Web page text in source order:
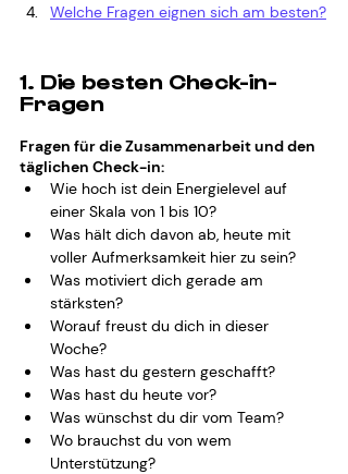
Welche Fragen eignen sich am besten?
1. Die besten Check-in-
Fragen
Fragen für die Zusammenarbeit und den
täglichen Check-in:
Wie hoch ist dein Energielevel auf
einer Skala von 1 bis 10?
Was hält dich davon ab, heute mit
voller Aufmerksamkeit hier zu sein?
Was motiviert dich gerade am
stärksten?
Worauf freust du dich in dieser
Woche?
Was hast du gestern geschafft?
Was hast du heute vor?
Was wünschst du dir vom Team?
Wo brauchst du von wem
Unterstützung?